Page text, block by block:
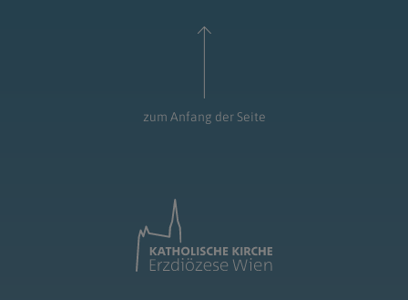
zum Anfang der Seite